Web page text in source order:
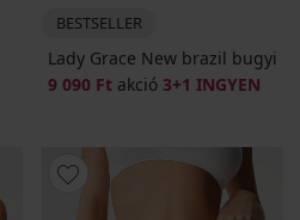
BESTSELLER
Lady Grace New brazil bugyi
9 090 Ft akció 3+1 INGYEN